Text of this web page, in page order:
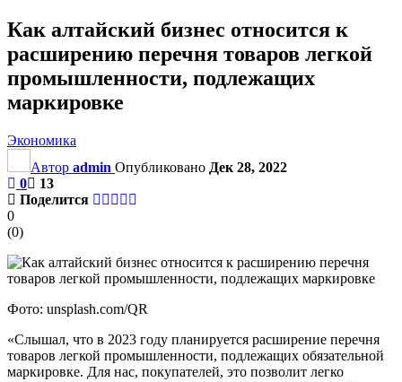
Как алтайский бизнес относится к
расширению перечня товаров легкой
промышленности, подлежащих
маркировке
Экономика
Автор admin Опубликовано Дек 28, 2022
0
13
Поделится
0
(0)
Фото: unsplash.com/QR
«Слышал, что в 2023 году планируется расширение перечня
товаров легкой промышленности, подлежащих обязательной
маркировке. Для нас, покупателей, это позволит легко